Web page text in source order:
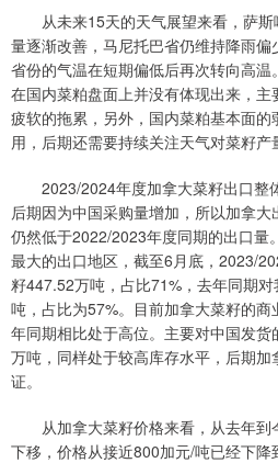
从未来15天的天气展望来看，萨斯
量逐渐改善，马尼托巴省仍维持降雨
省份的气温在短期偏低后再次转向高
在国内菜粕盘面上并没有体现出来，
疲软的拖累，另外，国内菜粕基本面
用，后期还需要持续关注天气对菜籽产
2023/2024年度加拿大菜籽出口整
后期因为中国采购量增加，所以加拿
仍然低于2022/2023年度同期的出口量
最大的出口地区，截至6月底，2023/
籽447.52万吨，占比71%，去年同期
吨，占比为57%。目前加拿大菜籽的
年同期相比处于高位。主要对中国发
万吨，同样处于较高库存水平，后期
证。
从加拿大菜籽价格来看，从去年到
下移，价格从接近800加元/吨已经下